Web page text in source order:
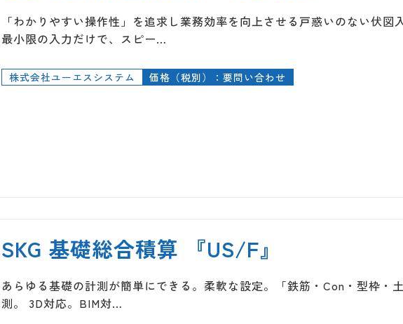
「わかりやすい操作性」を追求し業務効率を向上させる戸惑いのない伏図
最小限の入力だけで、スピー…
株式会社ユーエスシステム 価格（税別）：要問い合わせ
SKG 基礎総合積算 『US/F』
あらゆる基礎の計測が簡単にできる。柔軟な設定。「鉄筋・Con・型枠・
測。 3D対応。BIM対…